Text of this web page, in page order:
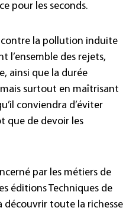
pour les seconds.
contre la pollution induite
l’ensemble des rejets,
ainsi que la durée
surtout en maîtrisant
conviendra d’éviter
que de devoir les
par les métiers de
éditions Techniques de
découvrir toute la richesse